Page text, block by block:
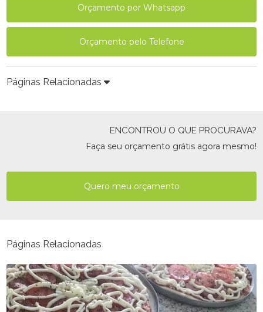
Orçamento por Whatsapp
Orçamento pelo Telefone
Páginas Relacionadas
ENCONTROU O QUE PROCURAVA?
Faça seu orçamento grátis agora mesmo!
Quero meu orçamento
Páginas Relacionadas